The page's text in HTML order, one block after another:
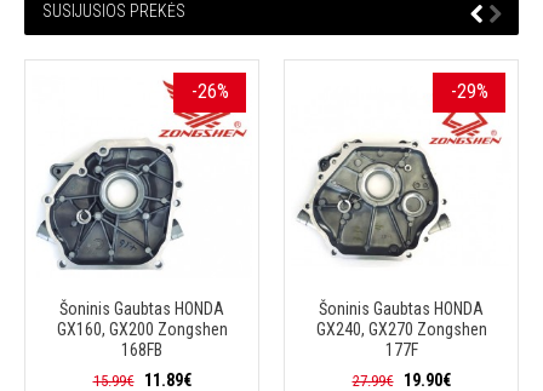
SUSIJUSIOS PREKĖS
-26%
Šoninis Gaubtas HONDA
GX160, GX200 Zongshen
168FB
15.99€ 11.89€
-29%
Šoninis Gaubtas HONDA
GX240, GX270 Zongshen
177F
27.99€ 19.90€